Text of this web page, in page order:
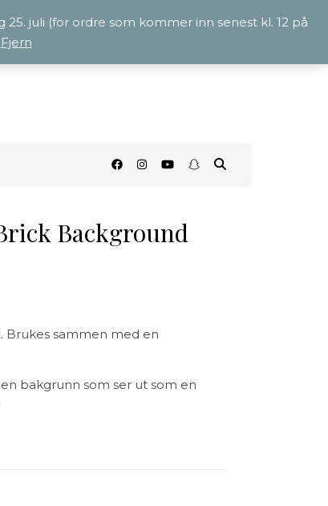
Background
Brukes sammen med en
bakgrunn som ser ut som en
juli (for ordre som kommer inn senest kl. 12 på
Fjern